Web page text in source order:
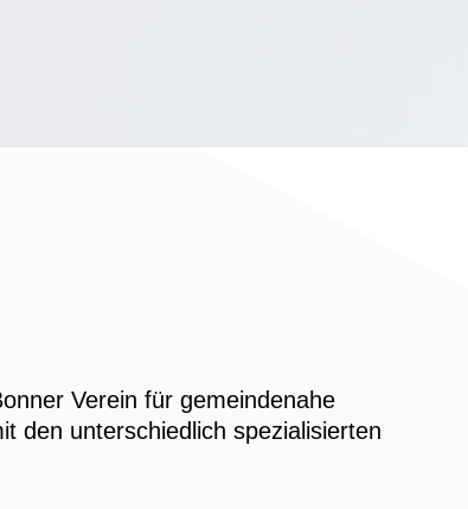
Verein für gemeindenahe
den unterschiedlich spezialisierten